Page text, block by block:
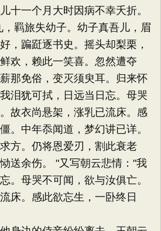
十一个月大时因病不幸夭折。
羁旅失幼子。幼子真吾儿，眉
，蹁跹逐书史。摇头却梨栗，
欢，赖此一笑喜。忽然遭夺
那免俗，变灭须臾耳。归来怀
泪犹可拭，日远当日忘。母哭
故衣尚悬架，涨乳已流床。感
。中年忝闻道，梦幻讲已详。
方。仍将恩爱刃，割此衰老
送余伤。 "又写朝云悲情："我
。母哭不可闻，欲与汝俱亡。
床。感此欲忘生，一卧终日